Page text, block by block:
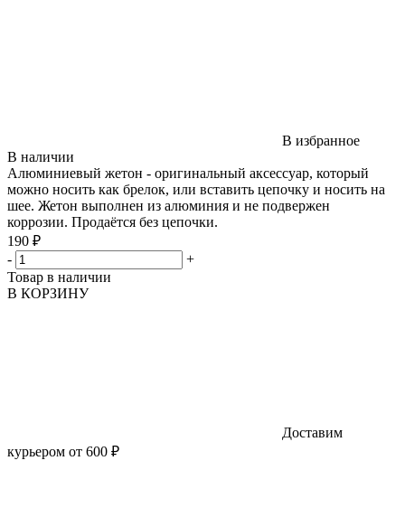
В избранное
В наличии
Алюминиевый жетон - оригинальный аксессуар, который
можно носить как брелок, или вставить цепочку и носить на
шее. Жетон выполнен из алюминия и не подвержен
коррозии. Продаётся без цепочки.
190 ₽
-
+
Товар в наличии
В КОРЗИНУ
Доставим
курьером от 600 ₽